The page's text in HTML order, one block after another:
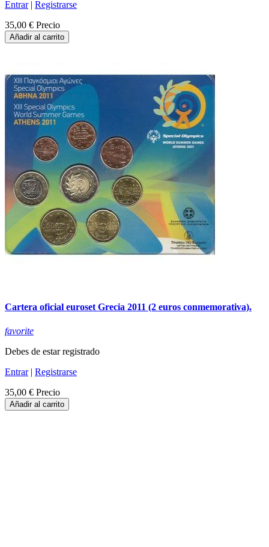
Entrar| Registrarse
35,00 € Precio
Añadir al carrito
Cartera oficial euroset Grecia 2011 (2 euros conmemorativa).
favorite
Debes de estar registrado
Entrar| Registrarse
35,00 € Precio
Añadir al carrito